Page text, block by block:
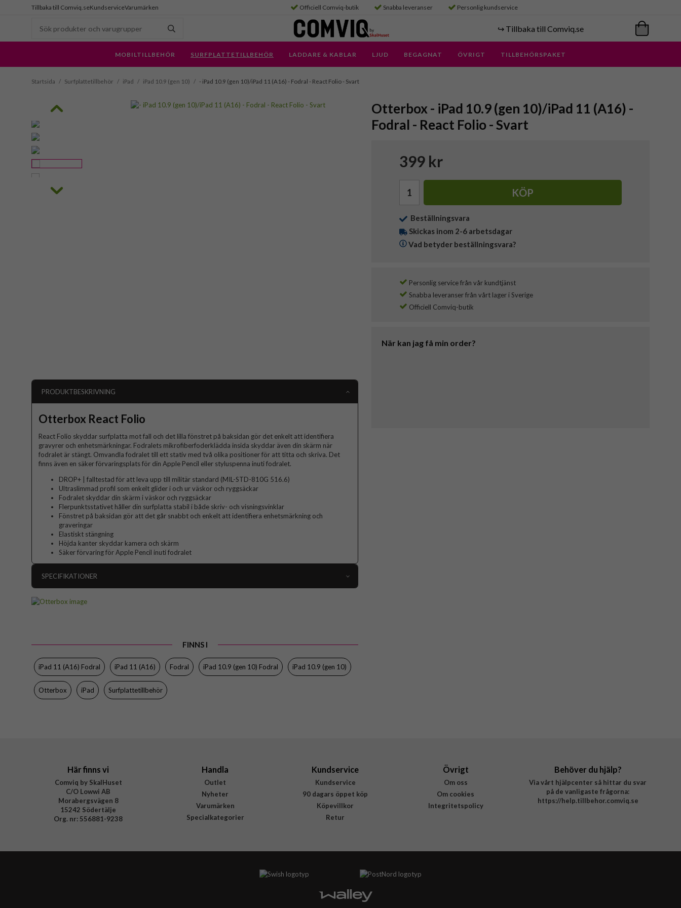
Tillbaka till Comviq.seKundserviceVarumärken Officiell Comviq-butik Snabba leveranser Personlig kundservice
↪️ Tillbaka till Comviq.se
MOBILTILLBEHÖR SURFPLATTETILLBEHÖR LADDARE & KABLAR LJUD BEGAGNAT ÖVRIGT TILLBEHÖRSPAKET
Startsida / Surfplattetillbehör / iPad / iPad 10.9 (gen 10) / - iPad 10.9 (gen 10)/iPad 11 (A16) - Fodral - React Folio - Svart
Otterbox - iPad 10.9 (gen 10)/iPad 11 (A16) -
Fodral - React Folio - Svart
399 kr
KÖP
Beställningsvara
Skickas inom 2-6 arbetsdagar
Vad betyder beställningsvara?
Personlig service från vår kundtjänst
Snabba leveranser från vårt lager i Sverige
Officiell Comviq-butik
När kan jag få min order?
PRODUKTBESKRIVNING
Otterbox React Folio
React Folio skyddar surfplatta mot fall och det lilla fönstret på baksidan gör det enkelt att identifiera
gravyrer och enhetsmärkningar. Fodralets mikrofiberfoderklädda insida skyddar även din skärm när
fodralet är stängt. Omvandla fodralet till ett stativ med två olika positioner för att titta och skriva. Det
finns även en säker förvaringsplats för din Apple Pencil eller styluspenna inuti fodralet.
DROP+ | falltestad för att leva upp till militär standard (MIL-STD-810G 516.6)
Ultraslimmad profil som enkelt glider i och ur väskor och ryggsäckar
Fodralet skyddar din skärm i väskor och ryggsäckar
Flerpunktsstativet håller din surfplatta stabil i både skriv- och visningsvinklar
Fönstret på baksidan gör att det går snabbt och enkelt att identifiera enhetsmärkning och
graveringar
Elastiskt stängning
Höjda kanter skyddar kamera och skärm
Säker förvaring för Apple Pencil inuti fodralet
SPECIFIKATIONER
Egenskaper
Pennhållare, Stativfunktion, Stöttålig
Färg
Svart
Material
Gummi, Hårdplast (PC)
Varumärke
FINNS I
iPad 11 (A16) Fodral iPad 11 (A16) Fodral iPad 10.9 (gen 10) Fodral iPad 10.9 (gen 10)
Otterbox iPad Surfplattetillbehör
Här finns vi
Comviq by SkalHuset
C/O Lowwi AB
Morabergsvägen 8
15242 Södertälje
Org. nr: 556881-9238
Handla
Outlet
Nyheter
Varumärken
Specialkategorier
Kundservice
Kundservice
90 dagars öppet köp
Köpevillkor
Retur
Övrigt
Om oss
Om cookies
Integritetspolicy
Behöver du hjälp?
Via vårt hjälpcenter så hittar du svar
på de vanligaste frågorna:
https://help.tillbehor.comviq.se